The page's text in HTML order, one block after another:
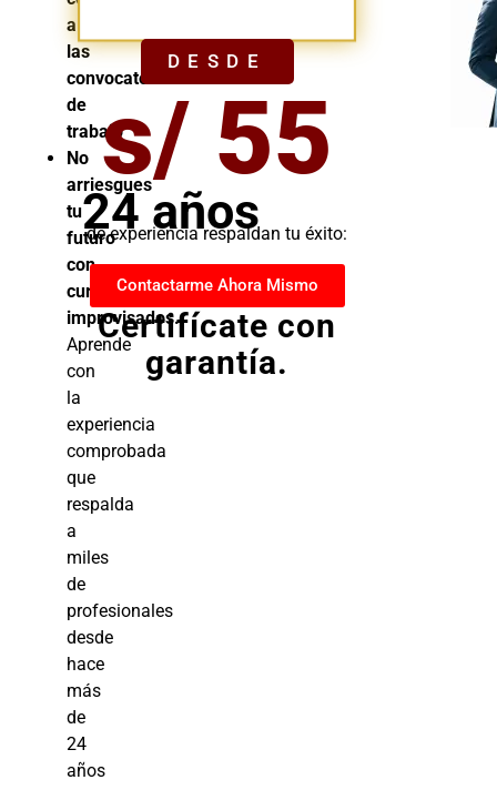
a
las
convocatorias
de
trabajo
No
arriesgues
tu
futuro
con
cursos
improvisados.
Aprende
con
la
experiencia
comprobada
que
respalda
a
miles
de
profesionales
desde
hace
más
de
24
años
DESDE
s/ 55
24 años
de experiencia respaldan tu éxito:
Contactarme Ahora Mismo
Certifícate con
garantía.